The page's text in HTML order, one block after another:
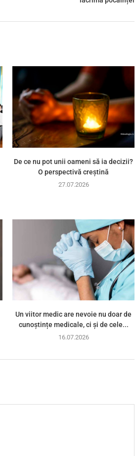
De ce nu pot unii oameni să ia decizii?
O perspectivă creștină
27.07.2026
Un viitor medic are nevoie nu doar de
cunoștințe medicale, ci și de cele...
16.07.2026